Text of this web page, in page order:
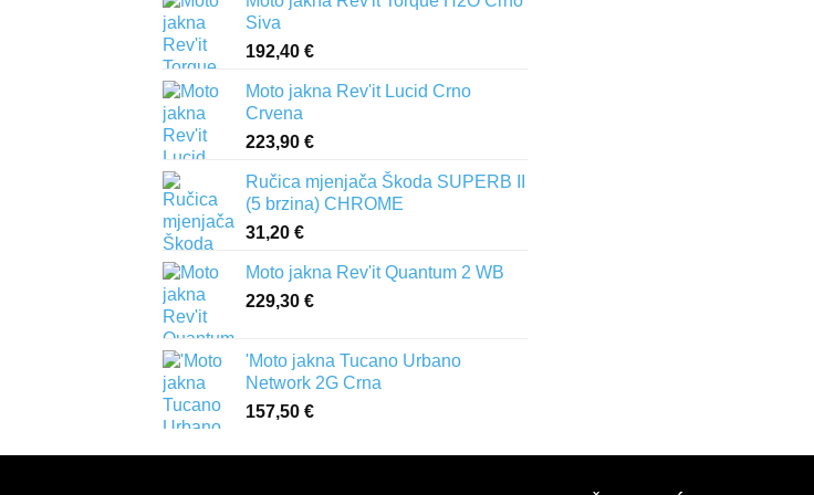
Siva
192,40 €
Moto jakna Rev'it Lucid Crno
Crvena
223,90 €
Ručica mjenjača Škoda SUPERB II
(5 brzina) CHROME
31,20 €
Moto jakna Rev'it Quantum 2 WB
229,30 €
'Moto jakna Tucano Urbano
Network 2G Crna
157,50 €